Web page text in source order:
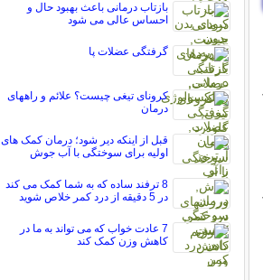
بازتاب درمانی باعث بهبود حال و
احساس عالی می شود
گرفتگی عضلات پا
کرونای تیغی چیست؟ علائم و راههای
درمان
قبل از اینکه دیر شود؛ درمان کمک های
اولیه برای سوختگی با آب جوش
8 ترفند ساده که به شما کمک می کند
در 5 دقیقه از درد کمر خلاص شوید
7 عادت خواب که می تواند به ما در
کاهش وزن کمک کند